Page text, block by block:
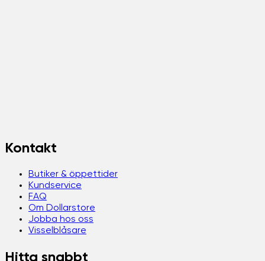
Kontakt
Butiker & öppettider
Kundservice
FAQ
Om Dollarstore
Jobba hos oss
Visselblåsare
Hitta snabbt